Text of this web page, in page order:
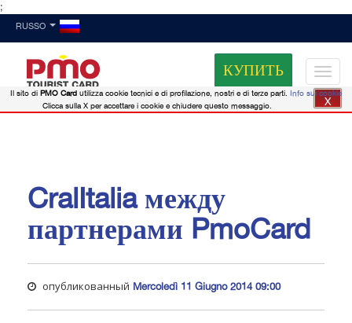
;
RUSSO
КУПИТЬ
CralItalia между
партнерами PmoCard
опубликованный Mercoledì 11 Giugno 2014 09:00
Il sito di PMO Card utilizza cookie tecnici e di profilazione, nostri e di terze parti. Info sui cookie
Clicca sulla X per accettare i cookie e chiudere questo messaggio.
X